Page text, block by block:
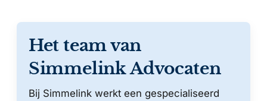
Het team van
Simmelink Advocaten
Bij Simmelink werkt een gespecialiseerd